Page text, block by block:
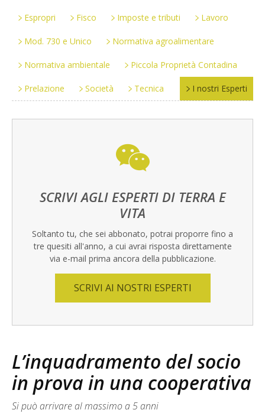
Espropri Fisco Imposte e tributi Lavoro
Mod. 730 e Unico Normativa agroalimentare
Normativa ambientale Piccola Proprietà Contadina
Prelazione Società Tecnica I nostri Esperti
SCRIVI AGLI ESPERTI DI TERRA E
VITA
Soltanto tu, che sei abbonato, potrai proporre fino a
tre quesiti all'anno, a cui avrai risposta direttamente
via e-mail prima ancora della pubblicazione.
SCRIVI AI NOSTRI ESPERTI
L’inquadramento del socio
in prova in una cooperativa
Si può arrivare al massimo a 5 anni